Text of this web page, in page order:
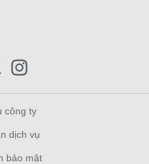
X
t
a
g
a
công ty
dịch vụ
bảo mật